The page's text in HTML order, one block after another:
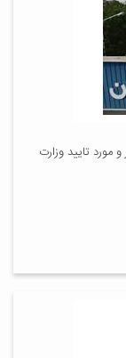
مورد تایید وزارت